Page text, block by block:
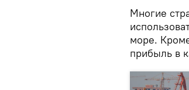
Многие
море.
прибыль в